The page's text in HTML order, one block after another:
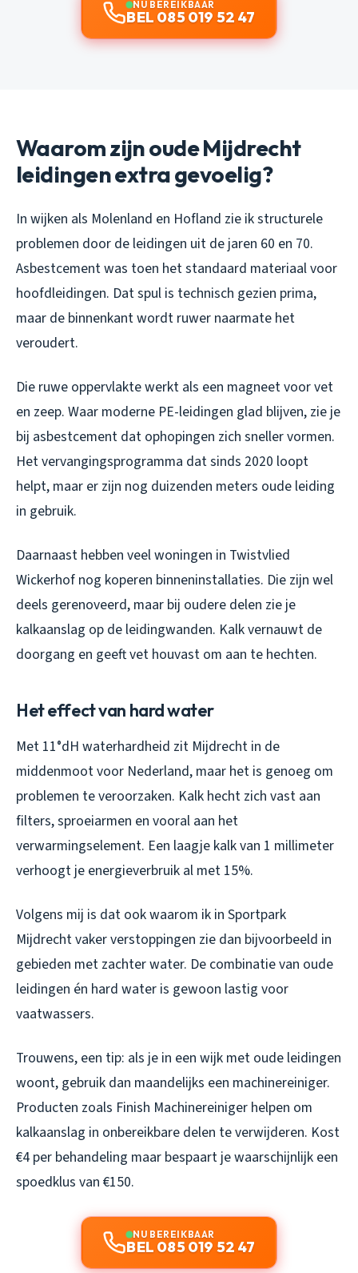
NU BEREIKBAAR
BEL 085 019 52 47
Waarom zijn oude Mijdrecht
leidingen extra gevoelig?
In wijken als Molenland en Hofland zie ik structurele
problemen door de leidingen uit de jaren 60 en 70.
Asbestcement was toen het standaard materiaal voor
hoofdleidingen. Dat spul is technisch gezien prima,
maar de binnenkant wordt ruwer naarmate het
veroudert.
Die ruwe oppervlakte werkt als een magneet voor vet
en zeep. Waar moderne PE-leidingen glad blijven, zie je
bij asbestcement dat ophopingen zich sneller vormen.
Het vervangingsprogramma dat sinds 2020 loopt
helpt, maar er zijn nog duizenden meters oude leiding
in gebruik.
Daarnaast hebben veel woningen in Twistvlied
Wickerhof nog koperen binneninstallaties. Die zijn wel
deels gerenoveerd, maar bij oudere delen zie je
kalkaanslag op de leidingwanden. Kalk vernauwt de
doorgang en geeft vet houvast om aan te hechten.
Het effect van hard water
Met 11°dH waterhardheid zit Mijdrecht in de
middenmoot voor Nederland, maar het is genoeg om
problemen te veroorzaken. Kalk hecht zich vast aan
filters, sproeiarmen en vooral aan het
verwarmingselement. Een laagje kalk van 1 millimeter
verhoogt je energieverbruik al met 15%.
Volgens mij is dat ook waarom ik in Sportpark
Mijdrecht vaker verstoppingen zie dan bijvoorbeeld in
gebieden met zachter water. De combinatie van oude
leidingen én hard water is gewoon lastig voor
vaatwassers.
Trouwens, een tip: als je in een wijk met oude leidingen
woont, gebruik dan maandelijks een machinereiniger.
Producten zoals Finish Machinereiniger helpen om
kalkaanslag in onbereikbare delen te verwijderen. Kost
€4 per behandeling maar bespaart je waarschijnlijk een
spoedklus van €150.
NU BEREIKBAAR
BEL 085 019 52 47